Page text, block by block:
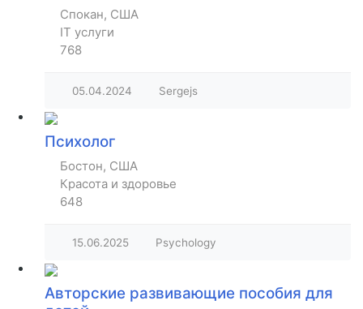
Спокан, США
IT услуги
768
05.04.2024 Sergejs
Психолог
Бостон, США
Красота и здоровье
648
15.06.2025 Psychology
Авторские развивающие пособия для